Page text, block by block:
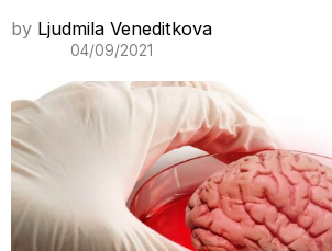
by Ljudmila Veneditkova
04/09/2021